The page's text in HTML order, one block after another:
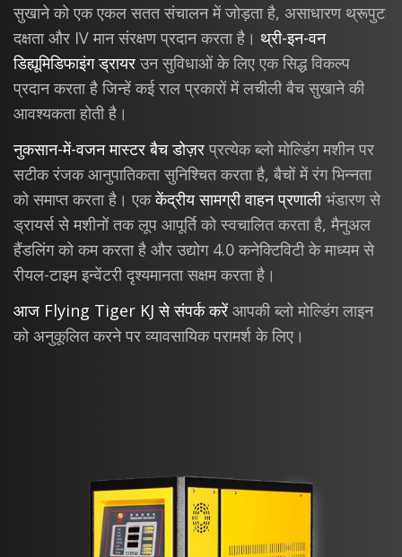
सुखाने को एक एकल सतत संचालन में जोड़ता है, असाधारण थ्रूपुट
दक्षता और IV मान संरक्षण प्रदान करता है। थ्री-इन-वन
डिह्यूमिडिफाइंग ड्रायरउन सुविधाओं के लिए एक सिद्ध विकल्प
प्रदान करता है जिन्हें कई राल प्रकारों में लचीली बैच सुखाने की
आवश्यकता होती है।
नुकसान-में-वजन मास्टर बैच डोज़रप्रत्येक ब्लो मोल्डिंग मशीन पर
सटीक रंजक आनुपातिकता सुनिश्चित करता है, बैचों में रंग भिन्नता
को समाप्त करता है। एककेंद्रीय सामग्री वाहन प्रणालीभंडारण से
ड्रायर्स से मशीनों तक लूप आपूर्ति को स्वचालित करता है, मैनुअल
हैंडलिंग को कम करता है और उद्योग 4.0 कनेक्टिविटी के माध्यम से
रीयल-टाइम इन्वेंटरी दृश्यमानता सक्षम करता है।
आज Flying Tiger KJ से संपर्क करें आपकी ब्लो मोल्डिंग लाइन
को अनुकूलित करने पर व्यावसायिक परामर्श के लिए।